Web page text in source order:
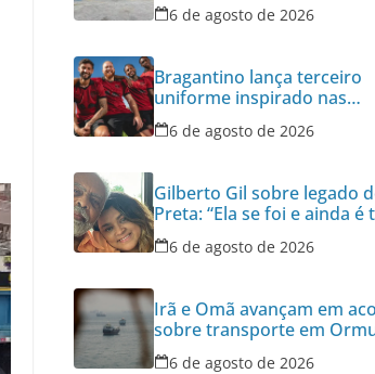
6 de agosto de 2026
Bragantino lança terceiro
uniforme inspirado nas
categorias de base
6 de agosto de 2026
Gilberto Gil sobre legado
Preta: “Ela se foi e ainda é
coisa”
6 de agosto de 2026
Irã e Omã avançam em
sobre transporte em
diz autoridade
6 de agosto de 2026